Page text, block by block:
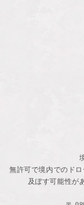
無許可で境内でのド
及ぼす可能性が